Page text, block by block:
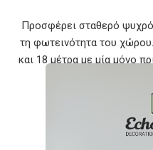
Προσφέρει σταθερό
τη φωτεινότητα του
και 18 μέτρα με μία μόνο
μεγάλες επιφάνειες